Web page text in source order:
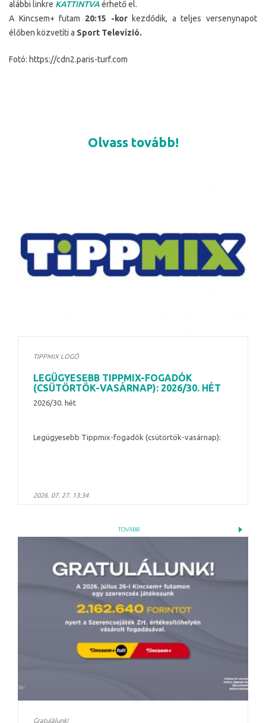
alábbi linkre KATTINTVAérhető el.
A Kincsem+ futam 20:15 -kor kezdődik, a teljes versenynapot
élőben közvetíti a Sport Televízió.
Fotó: https://cdn2.paris-turf.com
Olvass tovább!
TIPPMIX LOGÓ
LEGÜGYESEBB TIPPMIX-FOGADÓK
(CSÜTÖRTÖK-VASÁRNAP): 2026/30. HÉT
2026/30. hét
Legügyesebb Tippmix-fogadók (csütörtök-vasárnap):
2026. 07. 27. 13:34
TOVÁBB
Gratulálunk!